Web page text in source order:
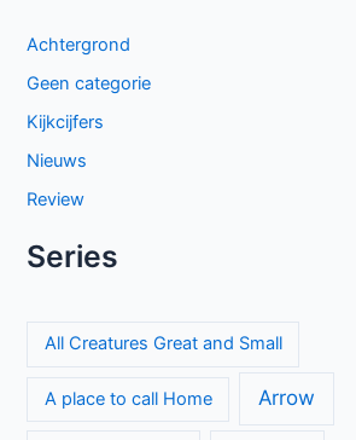
Achtergrond
Geen categorie
Kijkcijfers
Nieuws
Review
Series
All Creatures Great and Small
A place to call Home Arrow